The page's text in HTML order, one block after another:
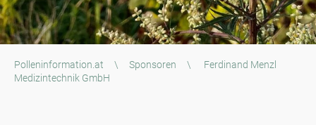
Polleninformation.at \ Sponsoren \
Ferdinand Menzl
Medizintechnik GmbH